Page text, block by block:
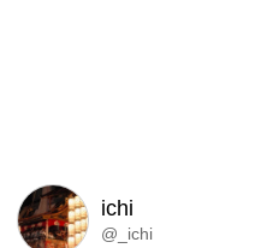
ichi
@_ichi